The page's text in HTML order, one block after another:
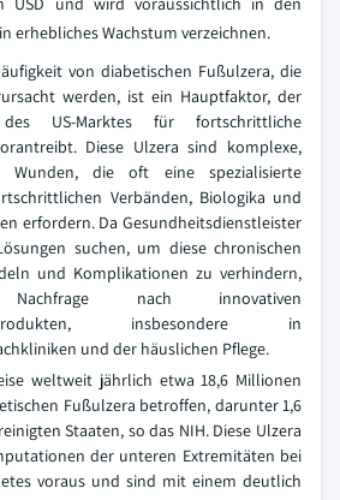
erhebliches Wachstum verzeichnen.
von diabetischen Fußulzera, die
werden, ist ein Hauptfaktor, der
US-Marktes für fortschrittliche
Diese Ulzera sind komplexe,
Wunden, die oft eine spezialisierte
Verbänden, Biologika und
erfordern. Da Gesundheitsdienstleister
suchen, um diese chronischen
und Komplikationen zu verhindern,
nach innovativen
insbesondere in
und der häuslichen Pflege.
weltweit jährlich etwa 18,6 Millionen
Fußulzera betroffen, darunter 1,6
Staaten, so das NIH. Diese Ulzera
der unteren Extremitäten bei
voraus und sind mit einem deutlich